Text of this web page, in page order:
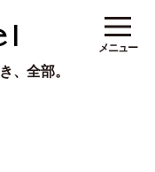
、全部。
メニュー